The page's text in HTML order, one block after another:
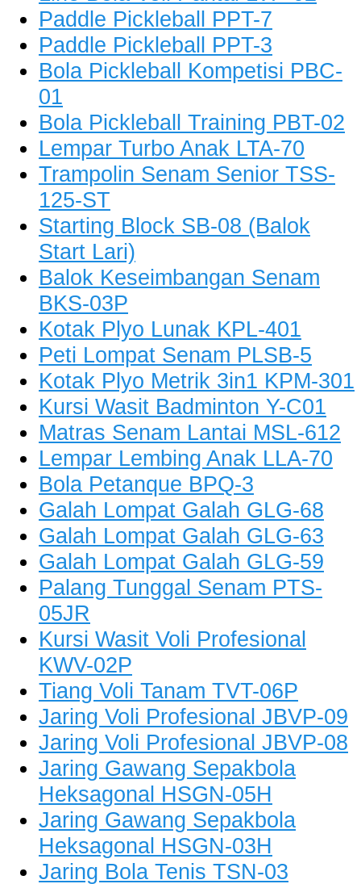
Paddle Pickleball PPT-7
Paddle Pickleball PPT-3
Bola Pickleball Kompetisi PBC-
01
Bola Pickleball Training PBT-02
Lempar Turbo Anak LTA-70
Trampolin Senam Senior TSS-
125-ST
Starting Block SB-08 (Balok
Start Lari)
Balok Keseimbangan Senam
BKS-03P
Kotak Plyo Lunak KPL-401
Peti Lompat Senam PLSB-5
Kotak Plyo Metrik 3in1 KPM-301
Kursi Wasit Badminton Y-C01
Matras Senam Lantai MSL-612
Lempar Lembing Anak LLA-70
Bola Petanque BPQ-3
Galah Lompat Galah GLG-68
Galah Lompat Galah GLG-63
Galah Lompat Galah GLG-59
Palang Tunggal Senam PTS-
05JR
Kursi Wasit Voli Profesional
KWV-02P
Tiang Voli Tanam TVT-06P
Jaring Voli Profesional JBVP-09
Jaring Voli Profesional JBVP-08
Jaring Gawang Sepakbola
Heksagonal HSGN-05H
Jaring Gawang Sepakbola
Heksagonal HSGN-03H
Jaring Bola Tenis TSN-03